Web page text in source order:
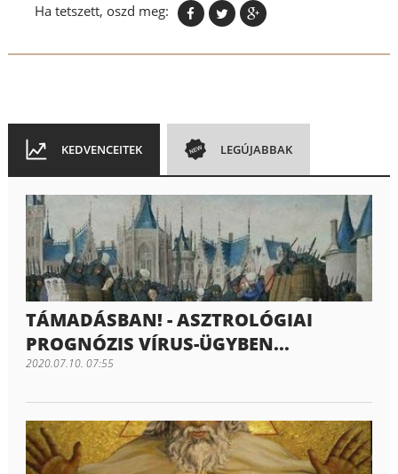
Ha tetszett, oszd meg:
KEDVENCEITEK LEGÚJABBAK
TÁMADÁSBAN! - ASZTROLÓGIAI
PROGNÓZIS VÍRUS-ÜGYBEN...
2020.07.10. 07:55